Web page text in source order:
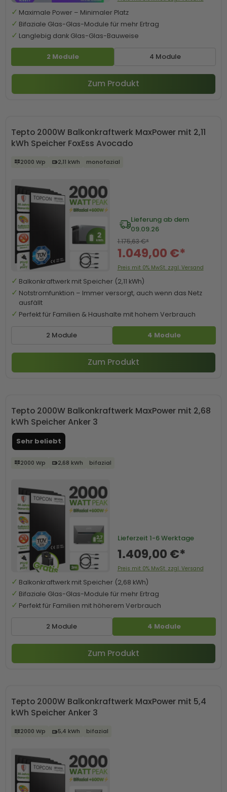
2 Module 4 Module
Maximale Power – Minimaler Platz
Bifaziale Glas-Glas-Module für mehr Ertrag
Langlebig dank Glas-Glas-Bauweise
Zum Produkt
Tepto 2000W Balkonkraftwerk MaxPower mit 2,11
kWh Speicher FoxEss Avocado
2000 Wp 2,11 kWh monofazial
2 Module 4 Module
Lieferung ab dem
09.09.26
1.049,00 €*
1.175,63 €*
Preis mit 0% MwSt. zzgl. Versand
Balkonkraftwerk mit Speicher (2,11 kWh)
Notstromfunktion – Immer versorgt, auch wenn das Netz
ausfällt
Perfekt für Familien & Haushalte mit hohem Verbrauch
Zum Produkt
Sehr beliebt
Tepto 2000W Balkonkraftwerk MaxPower mit 2,68
kWh Speicher Anker 3
2000 Wp 2,68 kWh bifazial
2 Module 4 Module
Lieferzeit 1-6 Werktage
1.409,00 €*
Preis mit 0% MwSt. zzgl. Versand
Balkonkraftwerk mit Speicher (2,68 kWh)
Bifaziale Glas-Glas-Module für mehr Ertrag
Perfekt für Familien mit höherem Verbrauch
Zum Produkt
Tepto 2000W Balkonkraftwerk MaxPower mit 5,4
kWh Speicher Anker 3
2000 Wp 5,4 kWh bifazial